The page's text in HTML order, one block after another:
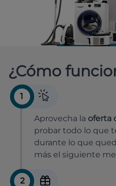
¿Cómo
1
Aprovecha la oferta
probar todo lo que
durante lo que
más el siguiente
2